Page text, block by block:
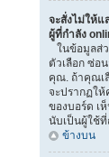
จะสั่งไม่ให้แ
ผู้ที่กำลัง
ในข้อมูลส่
ตัวเลือก ซ่อ
คุณ. ถ้าคุณเ
จะปรากฏใ
ของบอร์ด เ
นับเป็นผู้ใช้
ข้างบน